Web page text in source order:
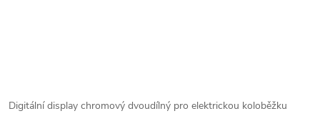
Digitální display chromový dvoudílný pro elektrickou koloběžku